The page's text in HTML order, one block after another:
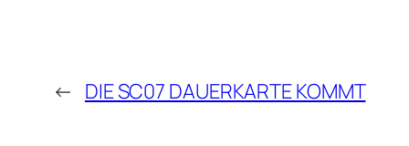
← DIE SC07 DAUERKARTE KOMMT